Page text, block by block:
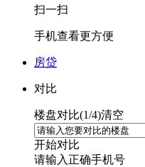
扫一扫
手机查看更方便
房贷
对比
楼盘对比(1/4)清空
开始对比
请输入正确手机号